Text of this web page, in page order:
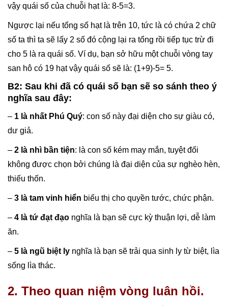
vậy quái số của chuỗi hạt là: 8-5=3.
Ngược lại nếu tổng số hạt là trên 10, tức là có chứa 2 chữ
số ta thì ta sẽ lấy 2 số đó cộng lại ra tổng rồi tiếp tục trừ đi
cho 5 là ra quái số. Ví dụ, bạn sở hữu một chuỗi vòng tay
san hô có 19 hạt vậy quái số sẽ là: (1+9)-5= 5.
B2: Sau khi đã có quái số bạn sẽ so sánh theo ý
nghĩa sau đây:
– 1 là nhất Phú Quý: con số này đại diện cho sự giàu có,
dư giả.
– 2 là nhì bần tiện: là con số kém may mắn, tuyệt đối
không được chọn bởi chúng là đại diện của sự nghèo hèn,
thiếu thốn.
– 3 là tam vinh hiển biểu thị cho quyền tước, chức phận.
– 4 là tứ đạt đạo nghĩa là bạn sẽ cực kỳ thuận lợi, dễ làm
ăn.
– 5 là ngũ biệt ly nghĩa là bạn sẽ trải qua sinh ly từ biệt, lìa
sống lìa thác.
2. Theo quan niệm vòng luân hồi.